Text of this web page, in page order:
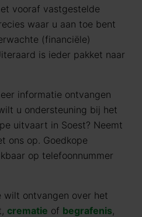
vooraf vastgestelde
waar u aan toe bent
(financiële)
is ieder pakket naar
informatie ontvangen
u ondersteuning bij het
uitvaart in Soest? Neemt
ons op. Goedkope
op telefoonnummer
wilt ontvangen over het
crematie of begrafenis,